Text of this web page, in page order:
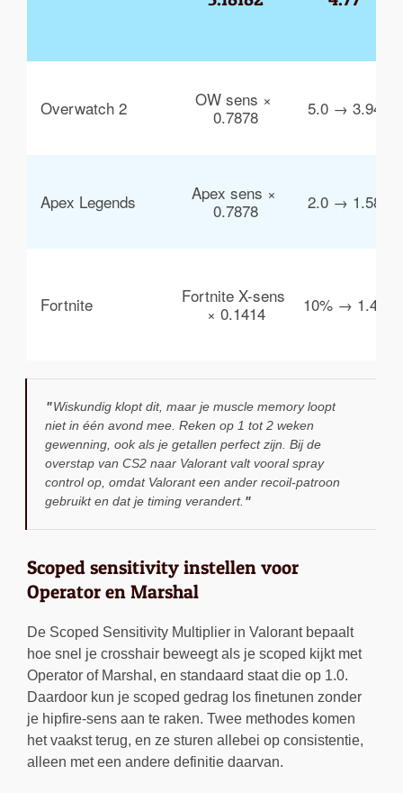
Overwatch 2
OW sens ×
0.7878
5.0 → 3.94
Apex Legends
Apex sens ×
0.7878
2.0 → 1.58
Fortnite
Fortnite X-sens
× 0.1414
10% → 1.41
Wiskundig klopt dit, maar je muscle memory loopt
niet in één avond mee. Reken op 1 tot 2 weken
gewenning, ook als je getallen perfect zijn. Bij de
overstap van CS2 naar Valorant valt vooral spray
control op, omdat Valorant een ander recoil-patroon
gebruikt en dat je timing verandert.
Scoped sensitivity instellen voor
Operator en Marshal
De Scoped Sensitivity Multiplier in Valorant bepaalt
hoe snel je crosshair beweegt als je scoped kijkt met
Operator of Marshal, en standaard staat die op 1.0.
Daardoor kun je scoped gedrag los finetunen zonder
je hipfire-sens aan te raken. Twee methodes komen
het vaakst terug, en ze sturen allebei op consistentie,
alleen met een andere definitie daarvan.